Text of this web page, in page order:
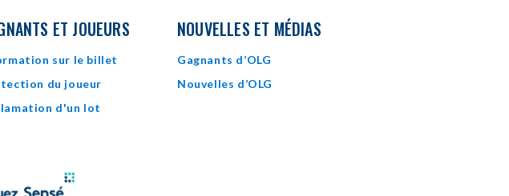
ET JOUEURS
sur le billet
du joueur
d'un lot
NOUVELLES ET MÉDIAS
Gagnants d’OLG
Nouvelles d’OLG